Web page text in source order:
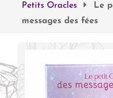
Petits Oracles
Le
messages des fées